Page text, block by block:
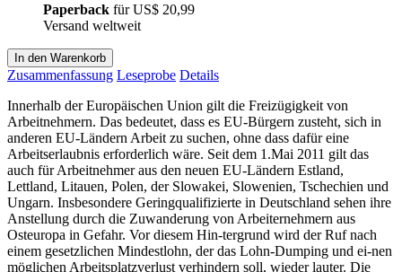
Paperback fürUS$ 20,99
Versand weltweit
In den Warenkorb
Zusammenfassung Leseprobe Details
Innerhalb der Europäischen Union gilt die Freizügigkeit von
Arbeitnehmern. Das bedeutet, dass es EU-Bürgern zusteht, sich in
anderen EU-Ländern Arbeit zu suchen, ohne dass dafür eine
Arbeitserlaubnis erforderlich wäre. Seit dem 1.Mai 2011 gilt das
auch für Arbeitnehmer aus den neuen EU-Ländern Estland,
Lettland, Litauen, Polen, der Slowakei, Slowenien, Tschechien und
Ungarn. Insbesondere Geringqualifizierte in Deutschland sehen ihre
Anstellung durch die Zuwanderung von Arbeiternehmern aus
Osteuropa in Gefahr. Vor diesem Hin-tergrund wird der Ruf nach
einem gesetzlichen Mindestlohn, der das Lohn-Dumping und ei-nen
möglichen Arbeitsplatzverlust verhindern soll, wieder lauter. Die